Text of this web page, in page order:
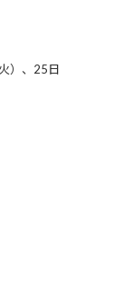
）、25日